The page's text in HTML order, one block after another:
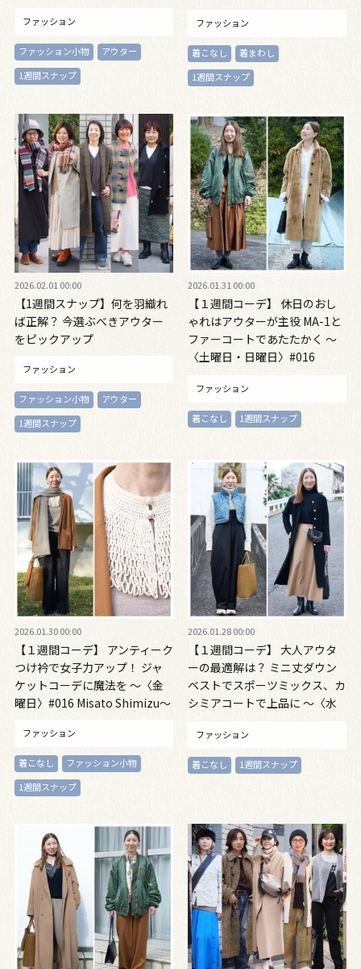
ファッション
ファッション小物
アウター
1週間スナップ
ファッション
着こなし
着まわし
1週間スナップ
2026.02.01 00:00
【1週間スナップ】何を羽織れ
ば正解？ 今選ぶべきアウター
をピックアップ
ファッション
ファッション小物
アウター
1週間スナップ
2026.01.31 00:00
【１週間コーデ】 休日のおし
ゃれはアウターが主役 MA-1と
ファーコートであたたかく ～
〈土曜日・日曜日〉#016
ファッション
着こなし 1週間スナップ
2026.01.30 00:00
【１週間コーデ】 アンティーク
つけ衿で女子力アップ！ ジャ
ケットコーデに魔法を ～〈金
曜日〉#016 Misato Shimizu～
ファッション
着こなし
ファッション小物
1週間スナップ
2026.01.28 00:00
【１週間コーデ】 大人アウタ
ーの最適解は？ ミニ丈ダウン
ベストでスポーツミックス、カ
シミアコートで上品に ～〈水
Shimizu～
ファッション
着こなし 1週間スナップ